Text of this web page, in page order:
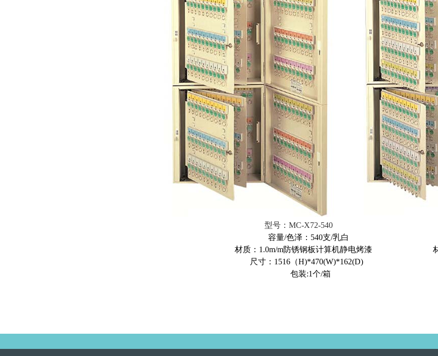
型号：MC-X72-540 型号
容量/色泽：540支/乳白 容量
材质：1.0m/m防锈钢板计算机静电烤漆 材质：
尺寸：1516（H)*470(W)*162(D) 尺寸
包装:1个/箱 包